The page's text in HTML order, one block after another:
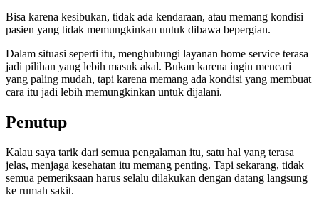
Bisa karena kesibukan, tidak ada kendaraan, atau memang kondisi
pasien yang tidak memungkinkan untuk dibawa bepergian.
Dalam situasi seperti itu, menghubungi layanan home service terasa
jadi pilihan yang lebih masuk akal. Bukan karena ingin mencari
yang paling mudah, tapi karena memang ada kondisi yang membuat
cara itu jadi lebih memungkinkan untuk dijalani.
Penutup
Kalau saya tarik dari semua pengalaman itu, satu hal yang terasa
jelas, menjaga kesehatan itu memang penting. Tapi sekarang, tidak
semua pemeriksaan harus selalu dilakukan dengan datang langsung
ke rumah sakit.